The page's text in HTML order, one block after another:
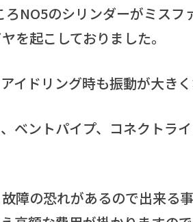
NO5のシリンダーがミスフ
を起こしておりました。
ドリング時も振動が大きく
ベントパイプ、コネクトラ
障の恐れがあるので出来る